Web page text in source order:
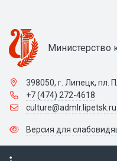
Министерство
398050, г. Липецк, пл.
+7 (474) 272-4618
culture@admlr.lipetsk.ru
Версия для